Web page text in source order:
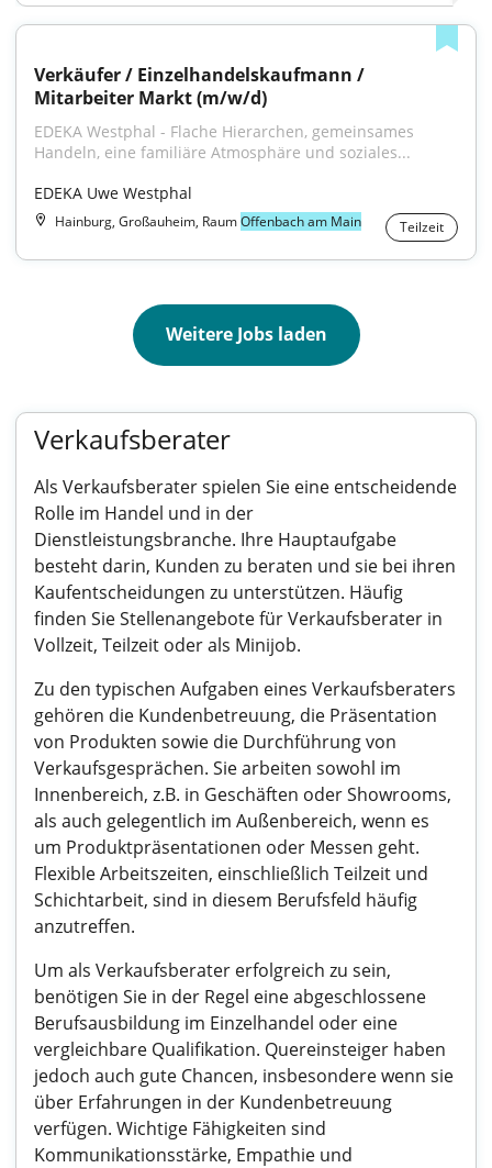
Verkäufer / Einzelhandelskaufmann /
Mitarbeiter Markt (m/w/d)
EDEKA Westphal - Flache Hierarchen, gemeinsames
Handeln, eine familiäre Atmosphäre und soziales...
EDEKA Uwe Westphal
Hainburg, Großauheim, RaumOffenbach am Main Teilzeit
Weitere Jobs laden
Verkaufsberater
Als Verkaufsberater spielen Sie eine entscheidende
Rolle im Handel und in der
Dienstleistungsbranche. Ihre Hauptaufgabe
besteht darin, Kunden zu beraten und sie bei ihren
Kaufentscheidungen zu unterstützen. Häufig
finden Sie Stellenangebote für Verkaufsberater in
Vollzeit, Teilzeit oder als Minijob.
Zu den typischen Aufgaben eines Verkaufsberaters
gehören die Kundenbetreuung, die Präsentation
von Produkten sowie die Durchführung von
Verkaufsgesprächen. Sie arbeiten sowohl im
Innenbereich, z.B. in Geschäften oder Showrooms,
als auch gelegentlich im Außenbereich, wenn es
um Produktpräsentationen oder Messen geht.
Flexible Arbeitszeiten, einschließlich Teilzeit und
Schichtarbeit, sind in diesem Berufsfeld häufig
anzutreffen.
Um als Verkaufsberater erfolgreich zu sein,
benötigen Sie in der Regel eine abgeschlossene
Berufsausbildung im Einzelhandel oder eine
vergleichbare Qualifikation. Quereinsteiger haben
jedoch auch gute Chancen, insbesondere wenn sie
über Erfahrungen in der Kundenbetreuung
verfügen. Wichtige Fähigkeiten sind
Kommunikationsstärke, Empathie und